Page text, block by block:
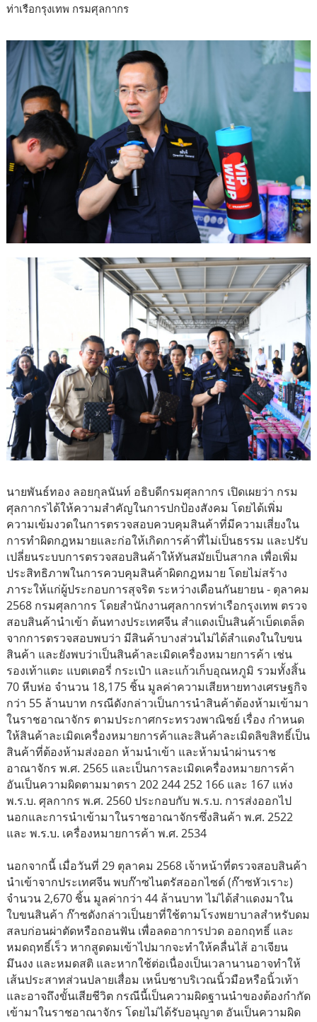
ท่าเรือกรุงเทพ กรมศุลกากร
นายพันธ์ทอง ลอยกุลนันท์ อธิบดีกรมศุลกากร เปิดเผยว่า กรม
ศุลกากรได้ให้ความสำคัญในการปกป้องสังคม โดยได้เพิ่ม
ความเข้มงวดในการตรวจสอบควบคุมสินค้าที่มีความเสี่ยงใน
การทำผิดกฎหมายและก่อให้เกิดการค้าที่ไม่เป็นธรรม และปรับ
เปลี่ยนระบบการตรวจสอบสินค้าให้ทันสมัยเป็นสากล เพื่อเพิ่ม
ประสิทธิภาพในการควบคุมสินค้าผิดกฎหมาย โดยไม่สร้าง
ภาระให้แก่ผู้ประกอบการสุจริต ระหว่างเดือนกันยายน - ตุลาคม
2568 กรมศุลกากร โดยสำนักงานศุลกากรท่าเรือกรุงเทพ ตรวจ
สอบสินค้านำเข้า ต้นทางประเทศจีน สำแดงเป็นสินค้าเบ็ดเตล็ด
จากการตรวจสอบพบว่า มีสินค้าบางส่วนไม่ได้สำแดงในใบขน
สินค้า และยังพบว่าเป็นสินค้าละเมิดเครื่องหมายการค้า เช่น
รองเท้าแตะ แบตเตอรี่ กระเป๋า และแก้วเก็บอุณหภูมิ รวมทั้งสิ้น
70 หีบห่อ จำนวน 18,175 ชิ้น มูลค่าความเสียหายทางเศรษฐกิจ
กว่า 55 ล้านบาท กรณีดังกล่าวเป็นการนำสินค้าต้องห้ามเข้ามา
ในราชอาณาจักร ตามประกาศกระทรวงพาณิชย์ เรื่อง กำหนด
ให้สินค้าละเมิดเครื่องหมายการค้าและสินค้าละเมิดลิขสิทธิ์เป็น
สินค้าที่ต้องห้ามส่งออก ห้ามนำเข้า และห้ามนำผ่านราช
อาณาจักร พ.ศ. 2565 และเป็นการละเมิดเครื่องหมายการค้า
อันเป็นความผิดตามมาตรา 202 244 252 166 และ 167 แห่ง
พ.ร.บ. ศุลกากร พ.ศ. 2560 ประกอบกับ พ.ร.บ. การส่งออกไป
นอกและการนำเข้ามาในราชอาณาจักรซึ่งสินค้า พ.ศ. 2522
และ พ.ร.บ. เครื่องหมายการค้า พ.ศ. 2534
นอกจากนี้ เมื่อวันที่ 29 ตุลาคม 2568 เจ้าหน้าที่ตรวจสอบสินค้า
นำเข้าจากประเทศจีน พบก๊าซไนตรัสออกไซด์ (ก๊าซหัวเราะ)
จำนวน 2,670 ชิ้น มูลค่ากว่า 44 ล้านบาท ไม่ได้สำแดงมาใน
ใบขนสินค้า ก๊าซดังกล่าวเป็นยาที่ใช้ตามโรงพยาบาลสำหรับดม
สลบก่อนผ่าตัดหรือถอนฟัน เพื่อลดอาการปวด ออกฤทธิ์ และ
หมดฤทธิ์เร็ว หากสูดดมเข้าไปมากจะทำให้คลื่นไส้ อาเจียน
มึนงง และหมดสติ และหากใช้ต่อเนื่องเป็นเวลานานอาจทำให้
เส้นประสาทส่วนปลายเสื่อม เหน็บชาบริเวณนิ้วมือหรือนิ้วเท้า
และอาจถึงขั้นเสียชีวิต กรณีนี้เป็นความผิดฐานนำของต้องกำกัด
เข้ามาในราชอาณาจักร โดยไม่ได้รับอนุญาต อันเป็นความผิด